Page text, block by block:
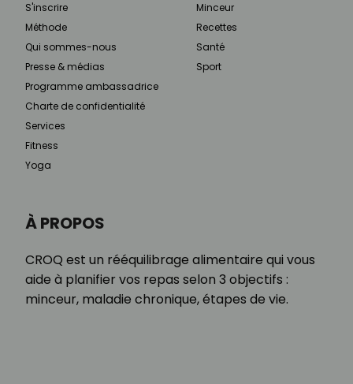
À PROPOS
CROQ est un rééquilibrage alimentaire qui vous
aide à planifier vos repas selon 3 objectifs :
minceur, maladie chronique, étapes de vie.
S'inscrire
Méthode
Qui sommes-nous
Presse & médias
Programme ambassadrice
Charte de confidentialité
Services
Fitness
Yoga
Minceur
Recettes
Santé
Sport